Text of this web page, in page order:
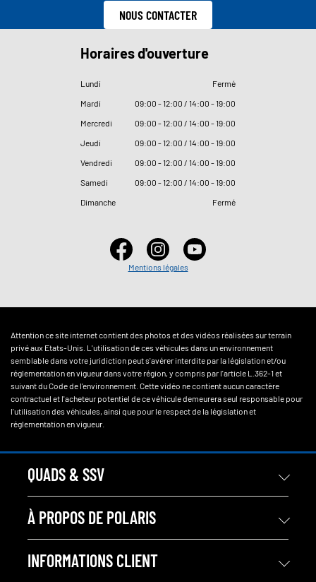
NOUS CONTACTER
Horaires d'ouverture
Lundi
Fermé
Mardi
09:00 - 12:00 / 14:00 - 19:00
Mercredi
09:00 - 12:00 / 14:00 - 19:00
Jeudi
09:00 - 12:00 / 14:00 - 19:00
Vendredi
09:00 - 12:00 / 14:00 - 19:00
Samedi
09:00 - 12:00 / 14:00 - 19:00
Dimanche
Fermé
Mentions légales
Attention ce site internet contient des photos et des vidéos réalisées sur terrain
privé aux Etats-Unis. L'utilisation de ces véhicules dans un environnement
semblable dans votre juridiction peut s'avérer interdite par la législation et/ou
réglementation en vigueur dans votre région, y compris par l'article L.362-1 et
suivant du Code de l'environnement. Cette vidéo ne contient aucun caractère
contractuel et l'acheteur potentiel de ce véhicule demeurera seul responsable pour
l'utilisation des véhicules, ainsi que pour le respect de la législation et
réglementation en vigueur.
QUADS & SSV
À PROPOS DE POLARIS
INFORMATIONS CLIENT